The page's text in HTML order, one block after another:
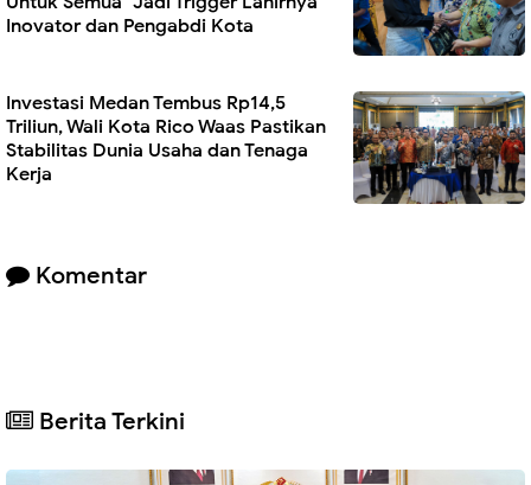
Inovator dan Pengabdi Kota
Investasi Medan Tembus Rp14,5
Triliun, Wali Kota Rico Waas Pastikan
Stabilitas Dunia Usaha dan Tenaga
Kerja
Komentar
Berita Terkini